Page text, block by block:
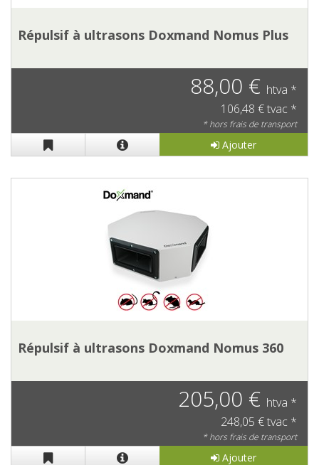
Répulsif à ultrasons Doxmand Nomus Plus
88,00 € htva *
106,48 € tvac *
* hors frais de transport
Ajouter
Répulsif à ultrasons Doxmand Nomus 360
205,00 € htva *
248,05 € tvac *
* hors frais de transport
Ajouter